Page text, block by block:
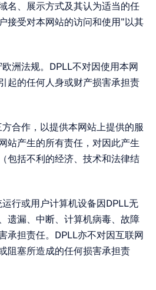
名、展示方式及其认为适当的任
接受对本网站的访问和使用"以其
洲法规。DPLL不对因使用本网
起的任何人身或财产损害承担责
合作，以提供本网站上提供的服
站产生的所有责任，对因此产生
包括不利的经济、技术和法律结
行或用户计算机设备因DPLL无
遗漏、中断、计算机病毒、故障
承担责任。DPLL亦不对因互联网
阻塞所造成的任何损害承担责